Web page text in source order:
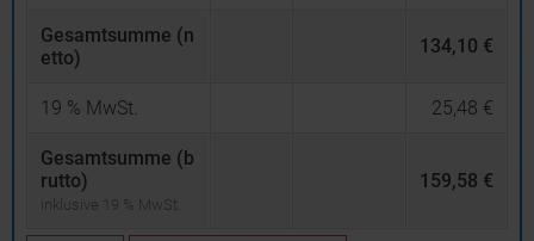
Gesamtsumme (n
etto)
134,10 €
19 % MwSt. 25,48 €
Gesamtsumme (b
rutto)
inklusive 19 % MwSt.
159,58 €